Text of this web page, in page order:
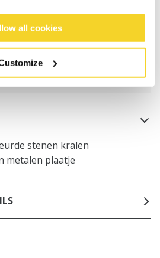
all cookies
werkdagen vóór 12:00 uur
worden dezelfde dag verzonden
voor orders boven € 50,- binnen
stenen kralen
metalen plaatje